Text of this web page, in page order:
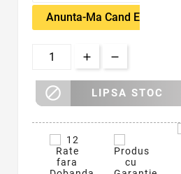
Anunta-Ma Cand Este
 LIPSA STOC